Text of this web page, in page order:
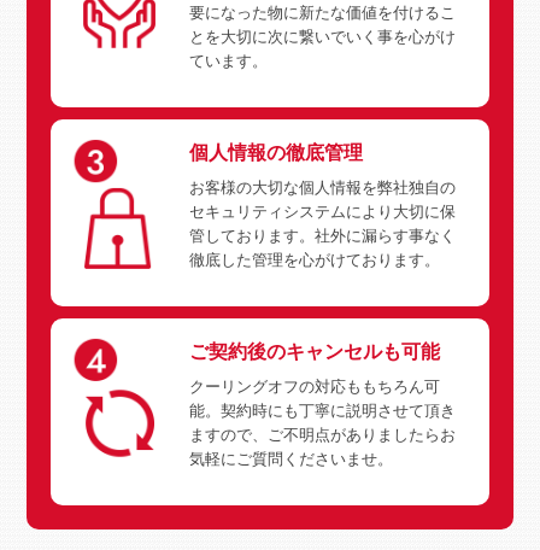
要になった物に新たな価値を付けるこ
とを大切に次に繋いでいく事を心がけ
ています。
個人情報の徹底管理
お客様の大切な個人情報を弊社独自の
セキュリティシステムにより大切に保
管しております。社外に漏らす事なく
徹底した管理を心がけております。
ご契約後のキャンセルも可能
クーリングオフの対応ももちろん可
能。契約時にも丁寧に説明させて頂き
ますので、ご不明点がありましたらお
気軽にご質問くださいませ。